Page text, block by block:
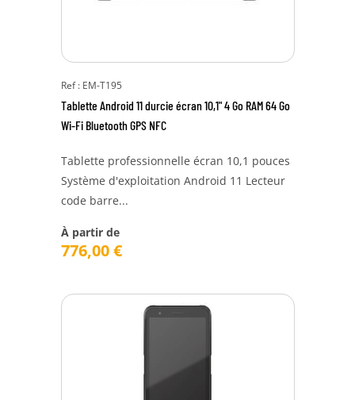
Ref : EM-T195
Tablette Android 11 durcie écran 10,1" 4 Go RAM 64 Go
Wi-Fi Bluetooth GPS NFC
Tablette professionnelle écran 10,1 pouces
Système d'exploitation Android 11 Lecteur
code barre...
À partir de
776,00€